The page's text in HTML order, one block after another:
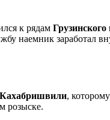
к рядам Грузинского
наемник заработал
,
розыске.